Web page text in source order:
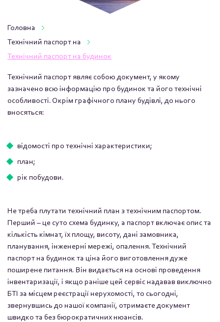
Головна
Технічний паспорт на
Технічний паспорт на будинок
Технічний паспорт являє собою документ, у якому
зазначено всю інформацію про будинок та його технічні
особливості. Окрім графічного плану будівлі, до нього
вносяться:
відомості про технічні характеристики;
план;
рік побудови.
Не треба плутати технічний план з технічним паспортом.
Перший – це суто схема будинку, а паспорт включає опис та
кількість кімнат, їх площу, висоту, дані замовника,
планування, інженерні мережі, опалення. Технічний
паспорт на будинок та ціна його виготовлення дуже
поширене питання. Він видається на основі проведення
інвентаризації, і якщо раніше цей сервіс надавав виключно
БТІ за місцем реєстрації нерухомості, то сьогодні,
звернувшись до нашої компанії, отримаєте документ
швидко та без бюрократичних нюансів.